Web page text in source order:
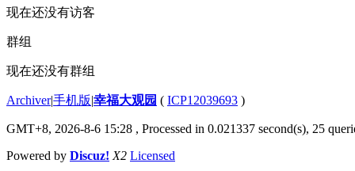
现在还没有访客
群组
现在还没有群组
Archiver|手机版|幸福大观园 ( ICP12039693 )
GMT+8, 2026-8-6 15:28 , Processed in 0.021337 second(s), 25
Powered by Discuz! X2 Licensed